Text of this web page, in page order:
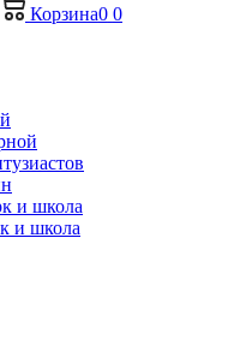
Корзина0 0
и школа
и школа